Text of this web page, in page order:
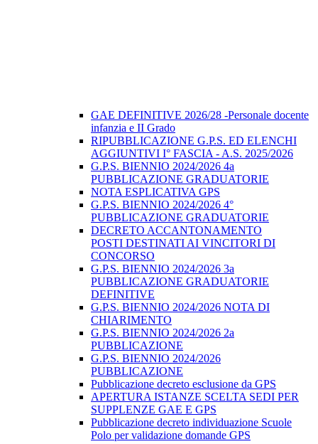
GAE DEFINITIVE 2026/28 -Personale docente
infanzia e II Grado
RIPUBBLICAZIONE G.P.S. ED ELENCHI
AGGIUNTIVI I° FASCIA - A.S. 2025/2026
G.P.S. BIENNIO 2024/2026 4a
PUBBLICAZIONE GRADUATORIE
NOTA ESPLICATIVA GPS
G.P.S. BIENNIO 2024/2026 4°
PUBBLICAZIONE GRADUATORIE
DECRETO ACCANTONAMENTO
POSTI DESTINATI AI VINCITORI DI
CONCORSO
G.P.S. BIENNIO 2024/2026 3a
PUBBLICAZIONE GRADUATORIE
DEFINITIVE
G.P.S. BIENNIO 2024/2026 NOTA DI
CHIARIMENTO
G.P.S. BIENNIO 2024/2026 2a
PUBBLICAZIONE
G.P.S. BIENNIO 2024/2026
PUBBLICAZIONE
Pubblicazione decreto esclusione da GPS
APERTURA ISTANZE SCELTA SEDI PER
SUPPLENZE GAE E GPS
Pubblicazione decreto individuazione Scuole
Polo per validazione domande GPS